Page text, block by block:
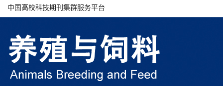
中国高校科技期刊集群服务平台